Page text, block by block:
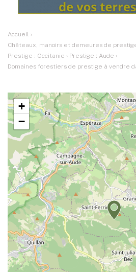
Accueil ›
Châteaux, manoirs et demeures de
Prestige : Occitanie › Prestige : Aude ›
Domaines forestiers de prestige à vendre
+
−